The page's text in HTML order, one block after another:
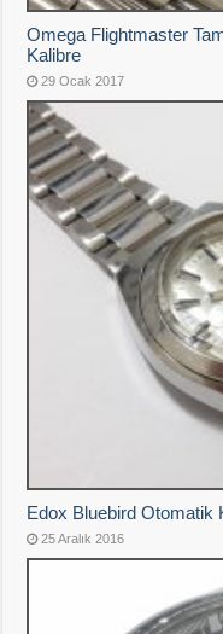
Omega Flightmaster
Kalibre
29 Ocak 2017
Edox Bluebird Otomatik
25 Aralık 2016